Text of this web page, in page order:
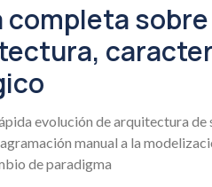
completa
evolución de arquitectura
manual a la
de paradigma